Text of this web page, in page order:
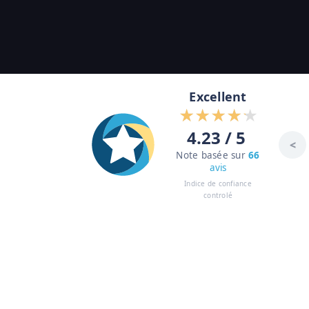
Excellent
4.23 / 5
Note basée sur66
avis
Indice de confiance
controlé
<